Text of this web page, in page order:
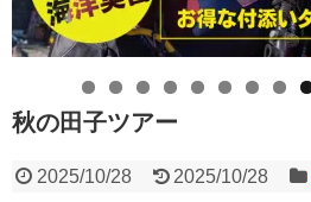
秋の田子ツアー
2025/10/28 2025/10/28